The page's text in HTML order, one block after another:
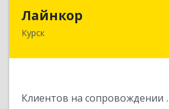
Лайнкор
Курск
Клиентов на сопровождении
305021, Курская обл, Курск г,